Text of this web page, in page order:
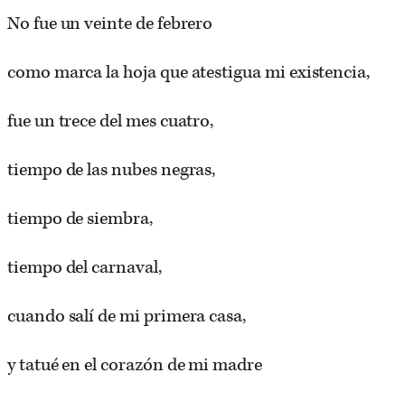
No fue un veinte de febrero
como marca la hoja que atestigua mi existencia,
fue un trece del mes cuatro,
tiempo de las nubes negras,
tiempo de siembra,
tiempo del carnaval,
cuando salí de mi primera casa,
y tatué en el corazón de mi madre